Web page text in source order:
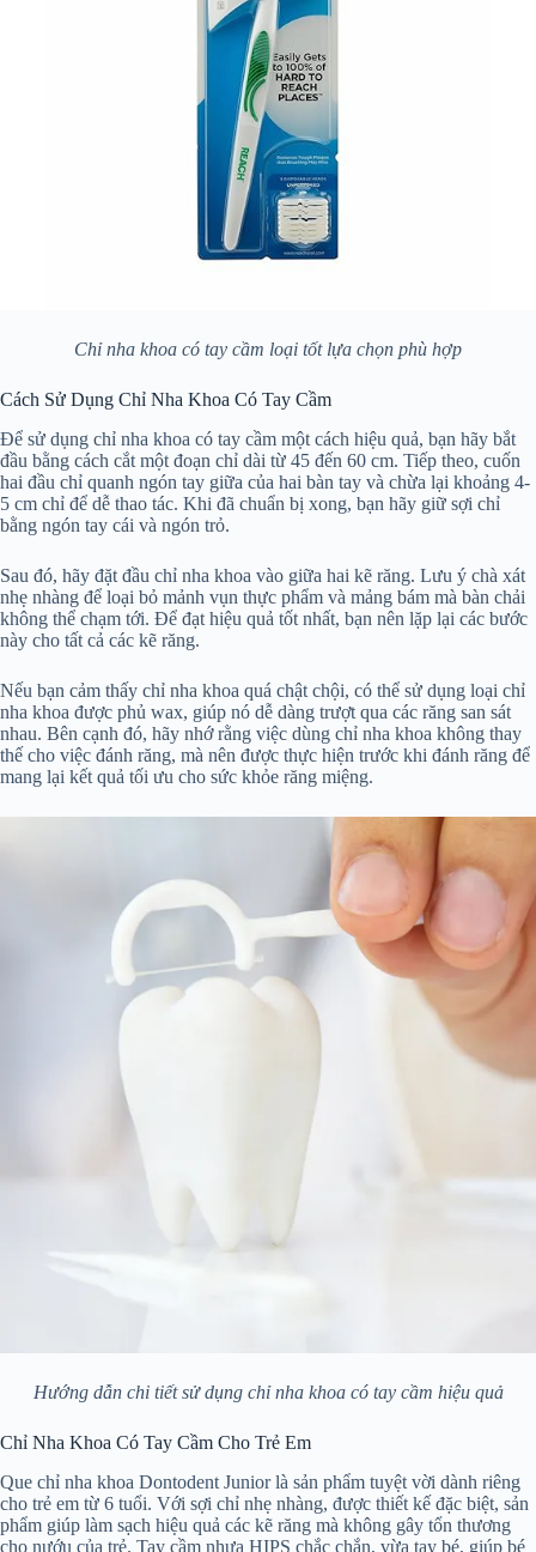
Chỉ nha khoa có tay cầm loại tốt lựa chọn phù hợp
Cách Sử Dụng Chỉ Nha Khoa Có Tay Cầm
Để sử dụng chỉ nha khoa có tay cầm một cách hiệu quả, bạn hãy bắt
đầu bằng cách cắt một đoạn chỉ dài từ 45 đến 60 cm. Tiếp theo, cuốn
hai đầu chỉ quanh ngón tay giữa của hai bàn tay và chừa lại khoảng 4-
5 cm chỉ để dễ thao tác. Khi đã chuẩn bị xong, bạn hãy giữ sợi chỉ
bằng ngón tay cái và ngón trỏ.
Sau đó, hãy đặt đầu chỉ nha khoa vào giữa hai kẽ răng. Lưu ý chà xát
nhẹ nhàng để loại bỏ mảnh vụn thực phẩm và mảng bám mà bàn chải
không thể chạm tới. Để đạt hiệu quả tốt nhất, bạn nên lặp lại các bước
này cho tất cả các kẽ răng.
Nếu bạn cảm thấy chỉ nha khoa quá chật chội, có thể sử dụng loại chỉ
nha khoa được phủ wax, giúp nó dễ dàng trượt qua các răng san sát
nhau. Bên cạnh đó, hãy nhớ rằng việc dùng chỉ nha khoa không thay
thế cho việc đánh răng, mà nên được thực hiện trước khi đánh răng để
mang lại kết quả tối ưu cho sức khỏe răng miệng.
Hướng dẫn chi tiết sử dụng chỉ nha khoa có tay cầm hiệu quả
Chỉ Nha Khoa Có Tay Cầm Cho Trẻ Em
Que chỉ nha khoa Dontodent Junior là sản phẩm tuyệt vời dành riêng
cho trẻ em từ 6 tuổi. Với sợi chỉ nhẹ nhàng, được thiết kế đặc biệt, sản
phẩm giúp làm sạch hiệu quả các kẽ răng mà không gây tổn thương
cho nướu của trẻ. Tay cầm nhựa HIPS chắc chắn, vừa tay bé, giúp bé